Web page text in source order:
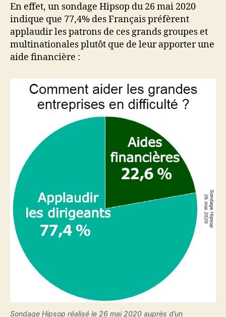
En effet, un sondage Hipsop du 26 mai 2020
indique que 77,4% des Français préfèrent
applaudir les patrons de ces grands groupes et
multinationales plutôt que de leur apporter une
aide financière :
Sondage Hipsop réalisé le 26 mai 2020 auprès d’un